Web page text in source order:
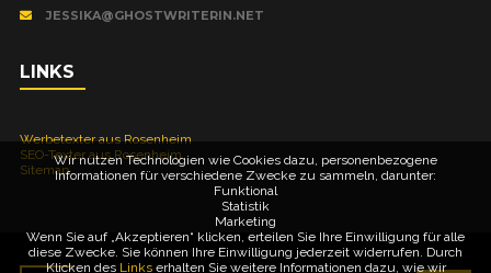
JESSIKA@GHOSTWRITERIN.NET
LINKS
Wer­be­tex­ter aus Rosenheim
SEO-Tex­ter aus Rosenheim
Site­map
Wir nutzen Technologien wie Cookies dazu, personenbezogene
Informationen für verschiedene Zwecke zu sammeln, darunter:
Funktional
Statistik
Marketing
Wenn Sie auf „Akzeptieren“ klicken, erteilen Sie Ihre Einwilligung für alle
diese Zwecke. Sie können Ihre Einwilligung jederzeit widerrufen. Durch
Klicken des Linkserhalten Sie weitere Informationen dazu, wie wir